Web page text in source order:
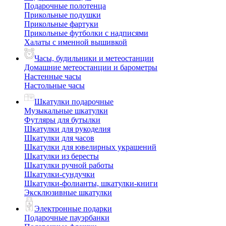
Подарочные полотенца
Прикольные подушки
Прикольные фартуки
Прикольные футболки с надписями
Халаты с именной вышивкой
Часы, будильники и метеостанции
Домашние метеостанции и барометры
Настенные часы
Настольные часы
Шкатулки подарочные
Музыкальные шкатулки
Футляры для бутылки
Шкатулки для рукоделия
Шкатулки для часов
Шкатулки для ювелирных украшений
Шкатулки из бересты
Шкатулки ручной работы
Шкатулки-сундучки
Шкатулки-фолианты, шкатулки-книги
Эксклюзивные шкатулки
Электронные подарки
Подарочные пауэрбанки